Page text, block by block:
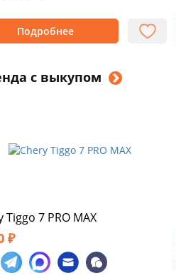
Подробнее
с выкупом
Tiggo 7 PRO MAX
₽